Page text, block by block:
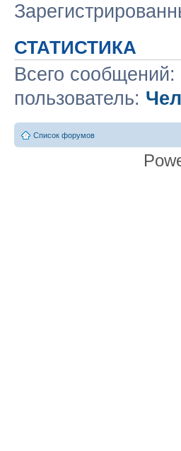
СТАТИСТИКА
Всего сообщений:
пользователь:
Список форумов